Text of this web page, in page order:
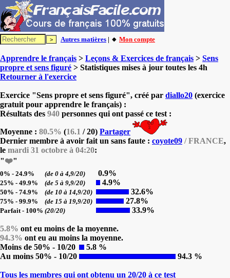
Autres matières | 🔸 Mon compte
Apprendre le français > Leçons & Exercices de français > Sens
propre et sens figuré > Statistiques mises à jour toutes les 4h
Retourner à l'exercice
Exercice "Sens propre et sens figuré", créé par diallo20 (exercice
gratuit pour apprendre le français) :
Résultats des 940 personnes qui ont passé ce test :
Moyenne : 80.5% (16.1 / 20) Partager
Dernier membre à avoir fait un sans faute : coyote09 / FRANCE,
le mardi 31 octobre à 04:20:
"❤️"
0% - 24.9% (de 0 à 4,9/20) 0.9%
25% - 49.9% (de 5 à 9,9/20) 4.9%
50% - 74.9% (de 10 à 14,9/20) 32.6%
75% - 99.9% (de 15 à 19,9/20) 27.8%
Parfait - 100% (20/20) 33.9%
5.8% ont eu moins de la moyenne.
94.3% ont eu au moins la moyenne.
Moins de 50% - 10/20
5.8 %
Au moins 50% - 10/20
94.3 %
Tous les membres qui ont obtenu un 20/20 à ce test